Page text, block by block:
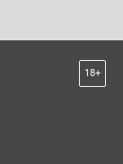
18+